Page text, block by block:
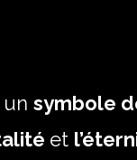
symbole
et